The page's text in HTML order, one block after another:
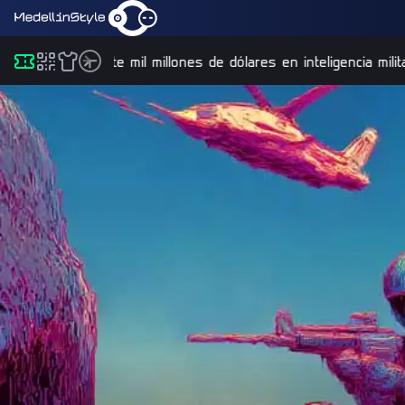
invierte mil millones de dólares en inteligencia militar y